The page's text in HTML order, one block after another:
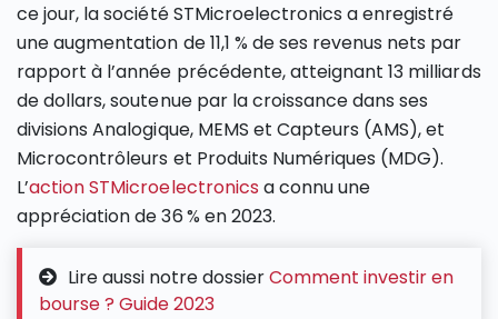
ce jour, la société STMicroelectronics a enregistré
une augmentation de 11,1 % de ses revenus nets par
rapport à l’année précédente, atteignant 13 milliards
de dollars, soutenue par la croissance dans ses
divisions Analogique, MEMS et Capteurs (AMS), et
Microcontrôleurs et Produits Numériques (MDG)​​.
L’action STMicroelectronics a connu une
appréciation de 36 % en 2023.
Lire aussi notre dossierComment investir en
bourse ? Guide 2023